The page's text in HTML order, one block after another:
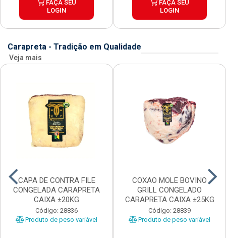
FAÇA SEU
LOGIN
FAÇA SEU
LOGIN
Carapreta - Tradição em Qualidade
Veja mais
CAPA DE CONTRA FILE
CONGELADA CARAPRETA
CAIXA ±20KG
Código: 28836
Produto de peso variável
COXAO MOLE BOVINO
GRILL CONGELADO
CARAPRETA CAIXA ±25KG
Código: 28839
Produto de peso variável